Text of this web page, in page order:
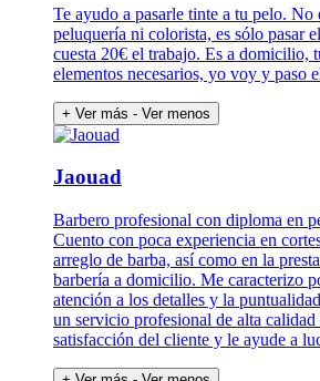
Te ayudo a pasarle tinte a tu pelo. No
peluquería ni colorista, es sólo pasar
cuesta 20€ el trabajo. Es a domicilio,
elementos necesarios, yo voy y paso
+ Ver más - Ver menos
Jaouad
Barbero profesional con diploma en
Cuento con poca experiencia en
arreglo de barba, así como en la
barbería a domicilio. Me caracterizo
atención a los detalles y la
un servicio profesional de alta calidad
satisfacción del cliente y le ayude a